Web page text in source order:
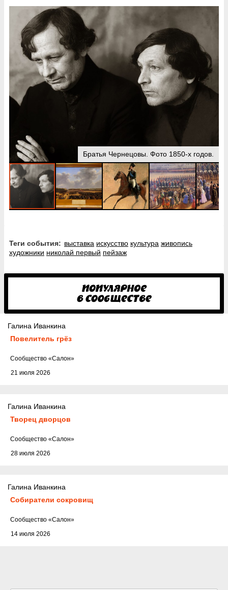
Братья Чернецовы. Фото 1850-х годов.
Теги события: выставка искусство культура живопись
художники николай первый пейзаж
Галина Иванкина
Повелитель грёз
21 июля 2026
Cообщество «Салон»
Галина Иванкина
Творец дворцов
28 июля 2026
Cообщество «Салон»
Галина Иванкина
Собиратели сокровищ
14 июля 2026
Cообщество «Салон»